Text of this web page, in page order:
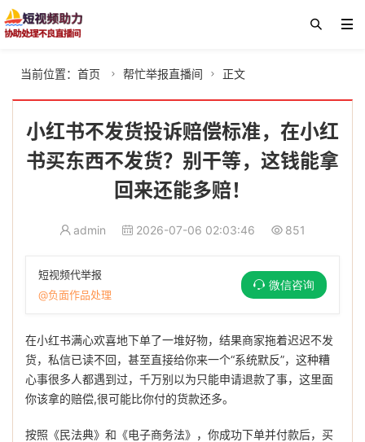
当前位置： 首页  帮忙举报直播间  正文
小红书不发货投诉赔偿标准，在小红
书买东西不发货？别干等，这钱能拿
回来还能多赔！
admin 2026-07-06 02:03:46 851
短视频代举报
@负面作品处理
微信咨询
在小红书满心欢喜地下单了一堆好物，结果商家拖着迟迟不发
货，私信已读不回，甚至直接给你来一个“系统默反”，这种糟
心事很多人都遇到过，千万别以为只能申请退款了事，这里面
你该拿的赔偿,很可能比你付的货款还多。
按照《民法典》和《电子商务法》，你成功下单并付款后，买